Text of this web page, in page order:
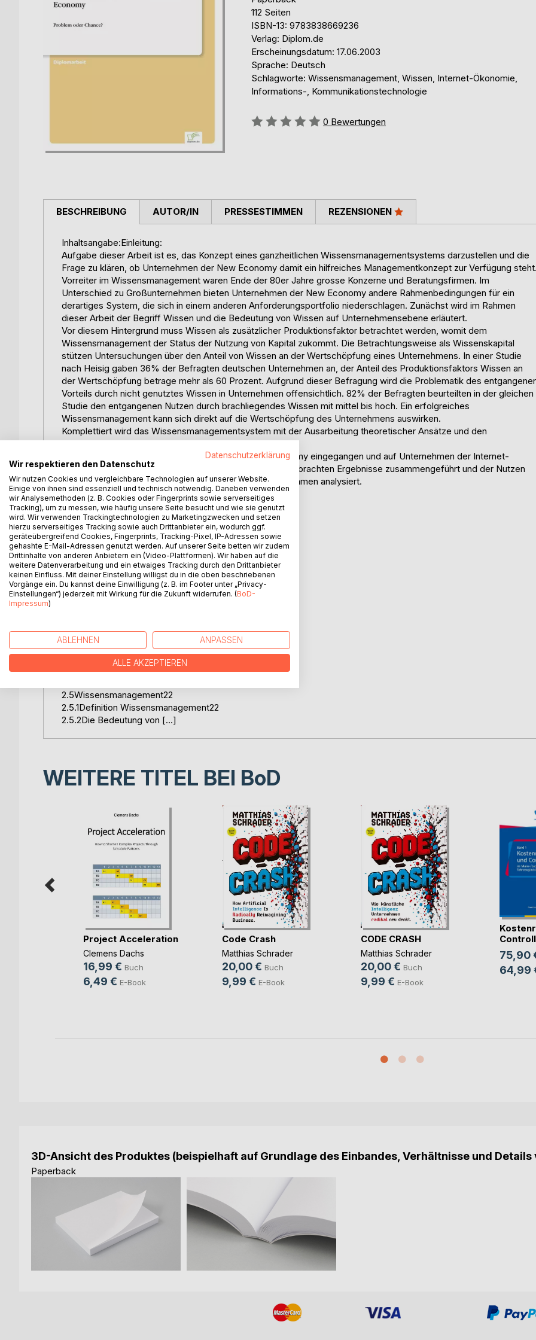
112 Seiten
ISBN-13: 9783838669236
Verlag: Diplom.de
Erscheinungsdatum: 17.06.2003
Sprache: Deutsch
Schlagworte: Wissensmanagement, Wissen, Internet-Ökonomie,
Informations-, Kommunikationstechnologie
Bewertung::
0 Bewertungen
BESCHREIBUNG
Inhaltsangabe:Einleitung:
Aufgabe dieser Arbeit ist es, das Konzept eines ganzheitlichen Wissensmanagementsystems darzustellen und die
Frage zu klären, ob Unternehmen der New Economy damit ein hilfreiches Managementkonzept zur Verfügung
Vorreiter im Wissensmanagement waren Ende der 80er Jahre grosse Konzerne und Beratungsfirmen. Im
Unterschied zu Großunternehmen bieten Unternehmen der New Economy andere Rahmenbedingungen für ein
derartiges System, die sich in einem anderen Anforderungsportfolio niederschlagen. Zunächst wird im Rahmen
dieser Arbeit der Begriff Wissen und die Bedeutung von Wissen auf Unternehmensebene erläutert.
Vor diesem Hintergrund muss Wissen als zusätzlicher Produktionsfaktor betrachtet werden, womit dem
Wissensmanagement der Status der Nutzung von Kapital zukommt. Die Betrachtungsweise als Wissenskapital
stützen Untersuchungen über den Anteil von Wissen an der Wertschöpfung eines Unternehmens. In einer Studie
nach Heisig gaben 36% der Befragten deutschen Unternehmen an, der Anteil des Produktionsfaktors Wissen an
der Wertschöpfung betrage mehr als 60 Prozent. Aufgrund dieser Befragung wird die Problematik des
Vorteils durch nicht genutztes Wissen in Unternehmen offensichtlich. 82% der Befragten beurteilten in der gleichen
Studie den entgangenen Nutzen durch brachliegendes Wissen mit mittel bis hoch. Ein erfolgreiches
Wissensmanagement kann sich direkt auf die Wertschöpfung des Unternehmens auswirken.
Komplettiert wird das Wissensmanagementsystem mit der Ausarbeitung theoretischer Ansätze und den
Umsetzungsmöglichkeiten in der Praxis.
Im Weiteren wird auf die Besonderheiten der New Economy eingegangen und auf Unternehmen der Internet-
Ökonomie eingegrenzt. Zum Abschluss werden die dargebrachten Ergebnisse zusammengeführt und der Nutzen
eines Wissensmanagementsystems für Internet-Unternehmen analysiert.
Inhaltsverzeichnis:Inhaltsverzeichnis:
1.Einleitung1
Erläuterung der Aufgabenstellung1
2.Wissen und Wissensmanagement3
2.1Der Begriff Wissen3
2.2Wissensarten5
2.2.1Implizites (tazites) und explizites Wissen5
2.2.2Personales und organisationales Wissen6
2.4.1Die Wissensbasis14
2.4.1.1Die Wissensträger16
2.4.1.2Die Wissensverfügbarkeit19
2.4.1.3Dynamik der Wissensbasis19
2.5Wissensmanagement22
2.5.1Definition Wissensmanagement22
2.5.2Die Bedeutung von […]
AUTOR/IN PRESSESTIMMEN REZENSIONEN
WEITERE TITEL BEI BoD
Project Acceleration
Clemens Dachs
16,99 € Buch
6,49 € E-Book
Code Crash
Matthias Schrader
20,00 € Buch
9,99 € E-Book
CODE CRASH
Matthias Schrader
20,00 € Buch
9,99 € E-Book
75,90
64,99
3D-Ansicht des Produktes (beispielhaft auf Grundlage des Einbandes, Verhältnisse und
Paperback
Datenschutzerklärung
Wir respektieren den Datenschutz
Wir nutzen Cookies und vergleichbare Technologien auf unserer Website.
Einige von ihnen sind essenziell und technisch notwendig. Daneben verwenden
wir Analysemethoden (z. B. Cookies oder Fingerprints sowie serverseitiges
Tracking), um zu messen, wie häufig unsere Seite besucht und wie sie genutzt
wird. Wir verwenden Trackingtechnologien zu Marketingzwecken und setzen
hierzu serverseitiges Tracking sowie auch Drittanbieter ein, wodurch ggf.
geräteübergreifend Cookies, Fingerprints, Tracking-Pixel, IP-Adressen sowie
gehashte E-Mail-Adressen genutzt werden. Auf unserer Seite betten wir zudem
Drittinhalte von anderen Anbietern ein (Video-Plattformen). Wir haben auf die
weitere Datenverarbeitung und ein etwaiges Tracking durch den Drittanbieter
keinen Einfluss. Mit deiner Einstellung willigst du in die oben beschriebenen
Vorgänge ein. Du kannst deine Einwilligung (z. B. im Footer unter „Privacy-
Einstellungen“) jederzeit mit Wirkung für die Zukunft widerrufen. (BoD-
Impressum)
ABLEHNEN ANPASSEN
ALLE AKZEPTIEREN